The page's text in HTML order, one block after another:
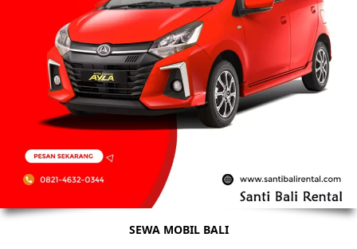
SEWA MOBIL BALI